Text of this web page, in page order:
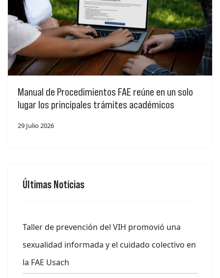
Manual de Procedimientos FAE reúne en un solo
lugar los principales trámites académicos
29 Julio 2026
Últimas Noticias
Taller de prevención del VIH promovió una
sexualidad informada y el cuidado colectivo en
la FAE Usach